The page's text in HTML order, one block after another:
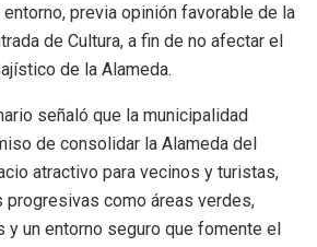
previa opinión favorable de la
de Cultura, a fin de no afectar el
de la Alameda.
señaló que la municipalidad
de consolidar la Alameda del
atractivo para vecinos y turistas,
progresivas como áreas verdes,
y un entorno seguro que fomente el